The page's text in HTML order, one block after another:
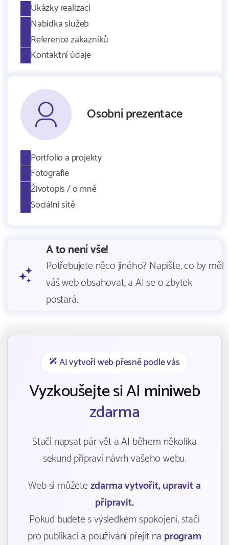
Ukázky realizací
Nabídka služeb
Reference zákazníků
Kontaktní údaje
Osobní prezentace
Portfolio a projekty
Fotografie
Životopis / o mně
Sociální sítě
A to není vše!
Potřebujete něco jiného? Napište, co by měl
váš web obsahovat, a AI se o zbytek
postará.
AI vytvoří web přesně podle vás
Vyzkoušejte si AI miniweb
zdarma
Stačí napsat pár vět a AI během několika
sekund připraví návrh vašeho webu.
Web si můžetezdarma vytvořit, upravit a
připravit.
Pokud budete s výsledkem spokojeni, stačí
pro publikaci a používání přejít na program